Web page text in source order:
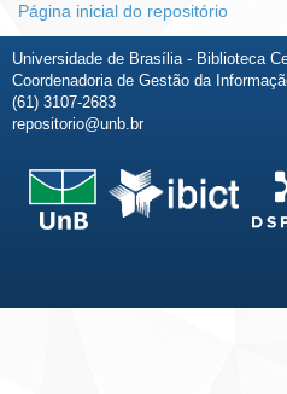
Página inicial do repositório
Universidade de Brasília - Biblioteca
Coordenadoria de Gestão da
(61) 3107-2683
repositorio@unb.br